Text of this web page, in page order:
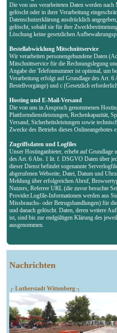
Nachrichten
┌ Lutherstadt Wittenberg ┐
Die von uns verarbeiteten Daten werden
gelöscht oder in ihrer Verarbeitung
Datenschutzerklärung ausdrücklich
gelöscht, sobald sie für ihre
Löschung keine gesetzlichen
Bestellabwicklung Mitschnittservice
Wir verarbeiten personengebundene Daten
Mitschnittservice für die Rechnungslegung
Angabe der Telefonnummer ist optional, um
Verarbeitung erfolgt auf Grundlage des Art.
Bestellvorgänge) und c (Gesetzlich
Hosting und E-Mail-Versand
Die von uns in Anspruch genommenen
Plattformdienstleistungen, Rechenkapazität,
Versand, Sicherheitsleistungen sowie
Zwecke des Betriebs dieses Onlineangebotes
Zugriffsdaten und Logfiles
Unser Hostinganbieter, erhebt auf Grundlage
des Art. 6 Abs. 1 lit. f. DSGVO Daten über
dieser Dienst befindet sogenannte
abgerufenen Webseite, Datei, Datum und
Meldung über erfolgreichen Abruf,
Nutzers, Referrer URL (die zuvor besuchte
Provider.Logfile-Informationen werden aus
Missbrauchs- oder Betrugshandlungen) für
und danach gelöscht. Daten, deren weitere
ist, sind bis zur endgültigen Klärung des
ausgenommen.